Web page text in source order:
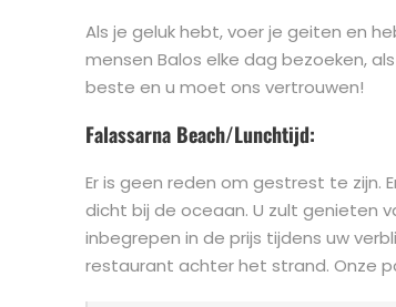
Als je geluk hebt, voer je geiten en
mensen Balos elke dag bezoeken,
beste en u moet ons vertrouwen!
Falassarna Beach/Lunchtijd:
Er is geen reden om gestrest te zijn.
dicht bij de oceaan. U zult genieten
inbegrepen in de prijs tijdens uw
restaurant achter het strand. Onze